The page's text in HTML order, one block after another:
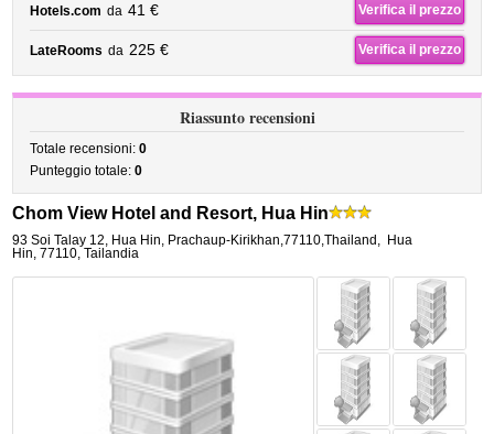
Hotels.com da 41 € Verifica il prezzo
LateRooms da 225 € Verifica il prezzo
Riassunto recensioni
Totale recensioni:0
Punteggio totale:0
Chom View Hotel and Resort, Hua Hin
93 Soi Talay 12, Hua Hin, Prachaup-Kirikhan,77110,Thailand , Hua
Hin,77110, Tailandia